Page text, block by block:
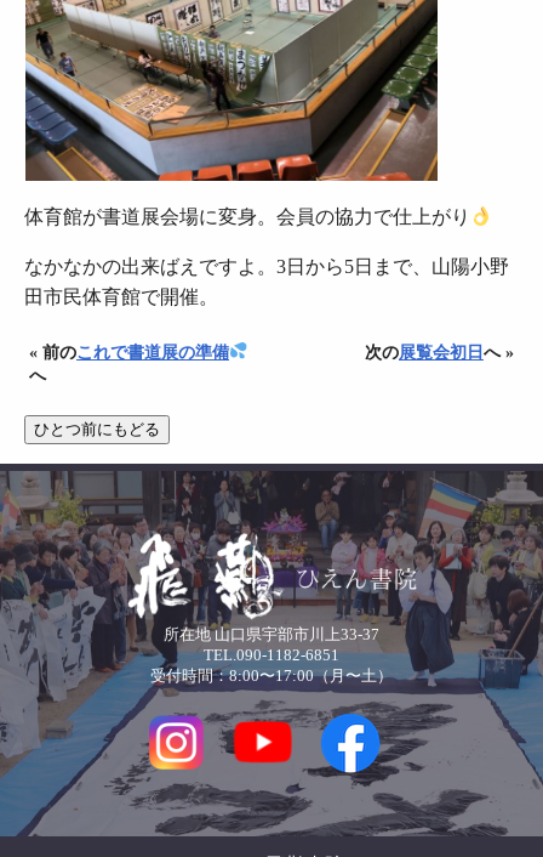
体育館が書道展会場に変身。会員の協力で仕上がり
なかなかの出来ばえですよ。3日から5日まで、山陽小野
田市民体育館で開催。
« 前のこれで書道展の準備
へ
次の展覧会初日へ »
所在地 山口県宇部市川上33-37
TEL.090-1182-6851
受付時間：8:00〜17:00（月〜土）